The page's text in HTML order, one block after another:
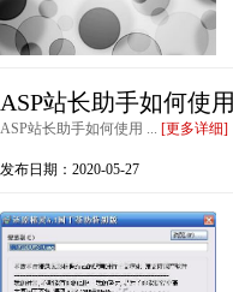
ASP站长助手如何使用
ASP站长助手如何使用 ... [更多详细]
发布日期：2020-05-27